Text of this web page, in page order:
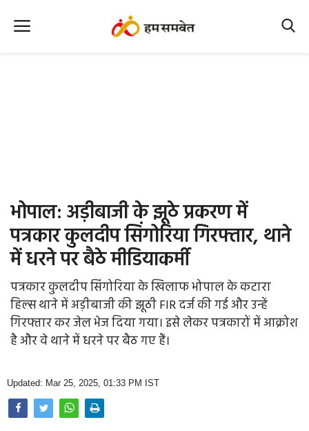
Office Office
Political Gossips
Farm & Food
Opinion
Photo Gallery
Home
भोपाल: अड़ीबाजी के झूठे प्रकरण में
पत्रकार कुलदीप सिंगोरिया गिरफ्तार, थाने
में धरने पर बैठे मीडियाकर्मी
पत्रकार कुलदीप सिंगोरिया के खिलाफ भोपाल के कटारा
हिल्स थाने में अड़ीबाजी की झूठी FIR दर्ज की गई और उन्हें
गिरफ्तार कर जेल भेज दिया गया। इसे लेकर पत्रकारों में आक्रोश
है और वे थाने में धरने पर बैठ गए हैं।
Updated: Mar 25, 2025, 01:33 PM IST